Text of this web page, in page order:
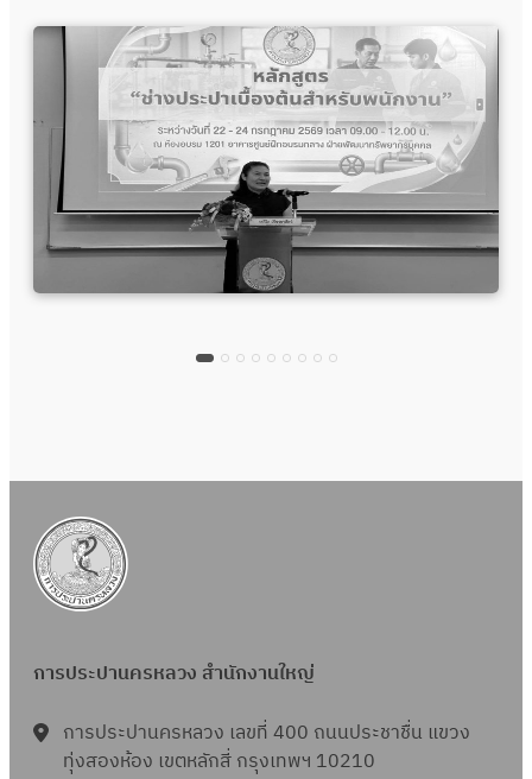
การประปานครหลวง สำนักงานใหญ่
การประปานครหลวง เลขที่ 400 ถนนประชาชื่น แขวง
ทุ่งสองห้อง เขตหลักสี่ กรุงเทพฯ 10210